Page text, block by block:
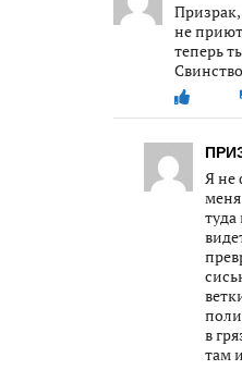
Призрак,
не
теперь
Я не
меня
туда
в
там